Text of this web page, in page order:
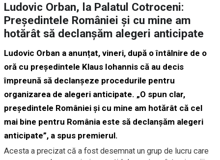
Ludovic Orban, la Palatul Cotroceni:
Președintele României și cu mine am
hotărât să declanșăm alegeri anticipate
Ludovic Orban a anunțat, vineri, după o întâlnire de o
oră cu președintele Klaus Iohannis că au decis
împreună să declanșeze procedurile pentru
organizarea de alegeri anticipate. „O spun clar,
președintele României și cu mine am hotărât că cel
mai bine pentru România este să declanșăm alegeri
anticipate”, a spus premierul.
Acesta a precizat că a fost desemnat un grup de lucru care